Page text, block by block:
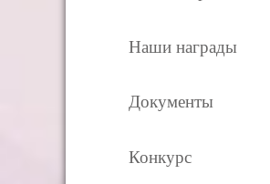
Наши награды
Документы
Конкурс